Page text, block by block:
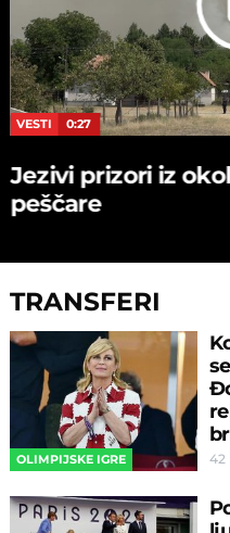
VESTI 0:27
Jezivi prizori iz
peščare
TRANSFERI
OLIMPIJSKE IGRE 42